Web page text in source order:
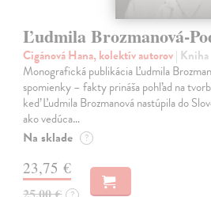
Ľudmila Brozmanová-
Cigánová Hana, kolektív autorov| Kniha
Monografická publikácia Ľudmila
spomienky – fakty prináša pohľad na
keď Ľudmila Brozmanová nastúpila do
ako vedúca…
Na sklade ?
23,75 €